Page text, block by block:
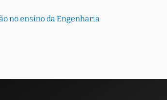
no ensino da Engenharia